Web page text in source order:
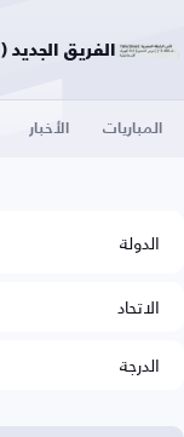
الفريق الجديد ( الجزائر )
المباريات الأخبار
الدولة
الاتحاد
الدرجة